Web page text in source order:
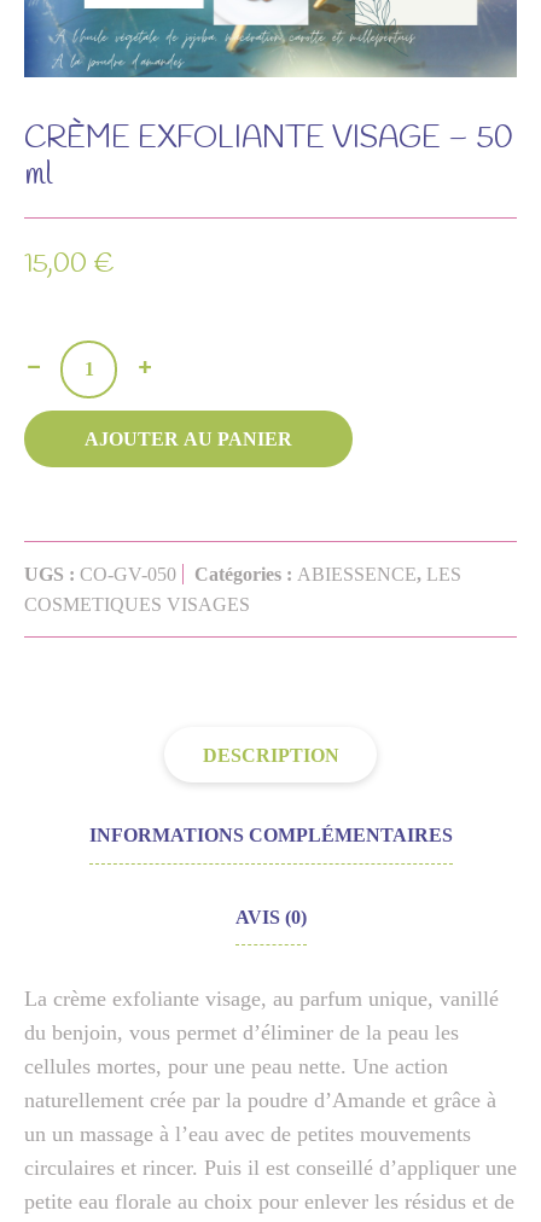
CRÈME EXFOLIANTE VISAGE – 50
ml
15,00 €
quantité
de
ml
AJOUTER AU PANIER
UGS : CO-GV-050 Catégories : ABIESSENCE, LES
COSMETIQUES VISAGES
DESCRIPTION
INFORMATIONS COMPLÉMENTAIRES
AVIS (0)
La crème exfoliante visage, au parfum unique, vanillé
du benjoin, vous permet d’éliminer de la peau les
cellules mortes, pour une peau nette. Une action
naturellement crée par la poudre d’Amande et grâce à
un un massage à l’eau avec de petites mouvements
circulaires et rincer. Puis il est conseillé d’appliquer une
petite eau florale au choix pour enlever les résidus et de